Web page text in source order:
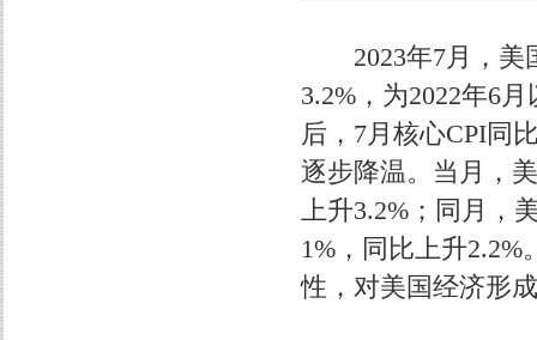
2023年7月，美国
3.2%，为2022年6
后，7月核心CPI同
逐步降温。当月，
上升3.2%；同月，
1%，同比上升
性，对美国经济形